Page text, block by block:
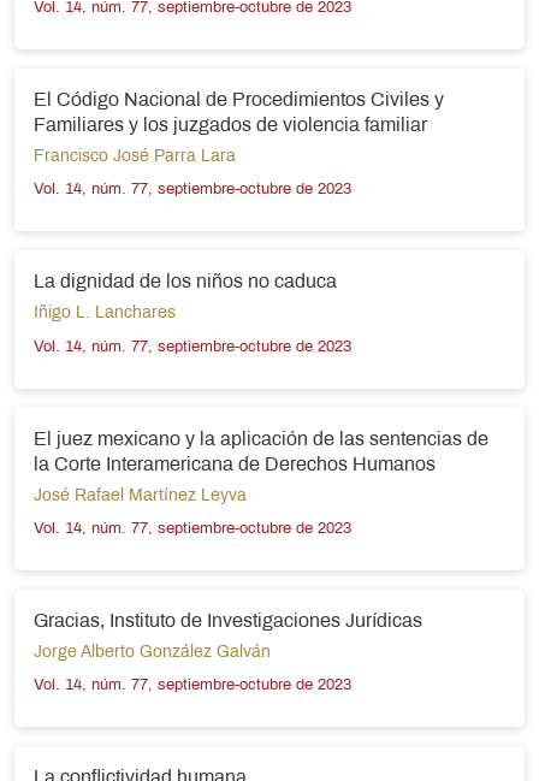
Vol. 14, núm. 77, septiembre-octubre de 2023
El Código Nacional de Procedimientos Civiles y
Familiares y los juzgados de violencia familiar
Francisco José Parra Lara
Vol. 14, núm. 77, septiembre-octubre de 2023
La dignidad de los niños no caduca
Iñigo L. Lanchares
Vol. 14, núm. 77, septiembre-octubre de 2023
El juez mexicano y la aplicación de las sentencias de
la Corte Interamericana de Derechos Humanos
José Rafael Martínez Leyva
Vol. 14, núm. 77, septiembre-octubre de 2023
Gracias, Instituto de Investigaciones Jurídicas
Jorge Alberto González Galván
Vol. 14, núm. 77, septiembre-octubre de 2023